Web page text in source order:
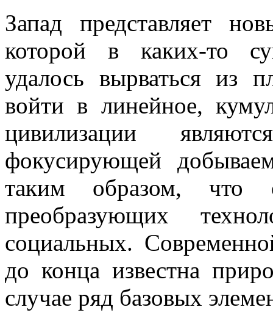
Запад представляет
которой в каких-то
удалось вырваться из
войти в линейное,
цивилизации
фокусирующей
таким образом, что
преобразующих
социальных.
до конца известна
случае ряд базовых